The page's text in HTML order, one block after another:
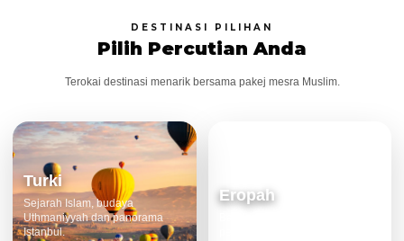
DESTINASI PILIHAN
Pilih Percutian Anda
Terokai destinasi menarik bersama pakej mesra Muslim.
Turki
Sejarah Islam, budaya
Uthmaniyyah dan panorama
Istanbul.
Eropah